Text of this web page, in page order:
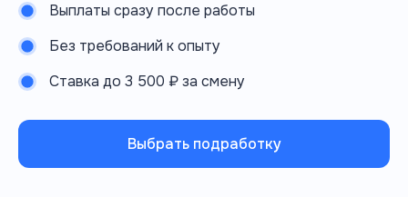
Выплаты сразу после работы
Без требований к опыту
Ставка до 3 500 ₽ за смену
Выбрать подработку